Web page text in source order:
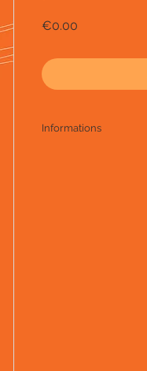
€0.00Price
Informations